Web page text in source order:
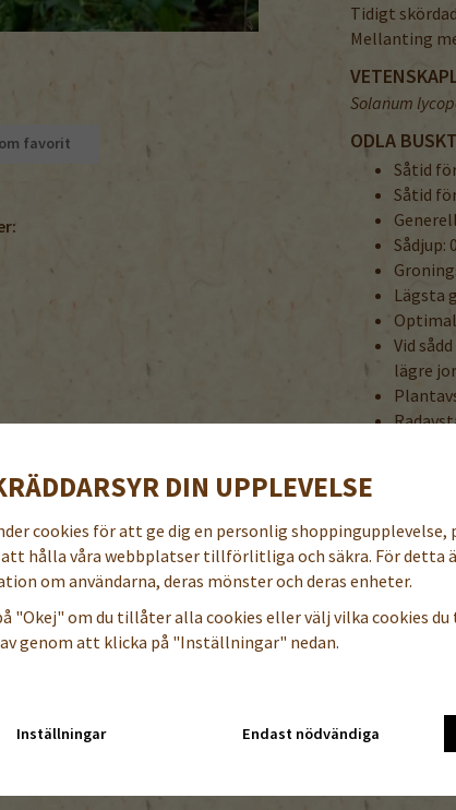
Tidigt
Mellanting
Solanum
ODLA
Såtid
Såtid
Sådjup:
Lägsta
Vid
lägre
Busktomat
är ett
den. I det
på varje gren.
Se till att
danska /
Tomat /
favorit
DIN UPPLEVELSE
cookies för att ge dig en personlig shoppingupplevelse,
hålla våra webbplatser tillförlitliga och säkra. För detta
om användarna, deras mönster och deras enheter.
"Okej" om du tillåter alla cookies eller välj vilka cookies
genom att klicka på "Inställningar" nedan.
Inställningar Endast nödvändiga